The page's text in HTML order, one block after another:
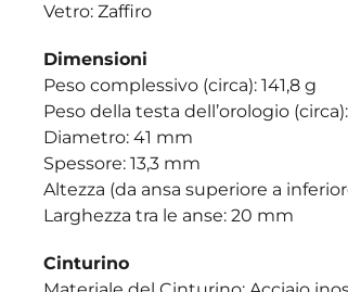
Vetro: Zaffiro
Dimensioni
Peso complessivo (circa): 141,8 g
Peso della testa dell’orologio
Diametro: 41 mm
Spessore: 13,3 mm
Altezza (da ansa superiore a
Larghezza tra le anse: 20 mm
Cinturino